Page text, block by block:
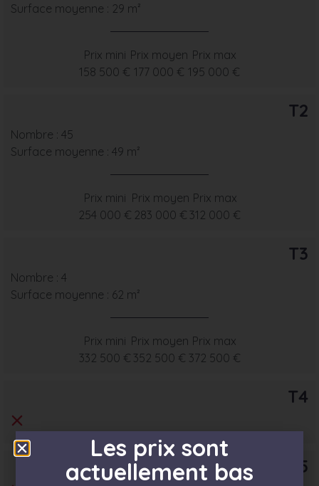
Surface moyenne : 29 m²
Prix mini
158 500 €
Prix moyen
177 000 €
Prix max
195 000 €
T2
Nombre : 45
Surface moyenne : 49 m²
Prix mini
254 000 €
Prix moyen
283 000 €
Prix max
312 000 €
T3
Nombre : 4
Surface moyenne : 62 m²
Prix mini
332 500 €
Prix moyen
352 500 €
Prix max
372 500 €
T4
T5
Les prix sont
actuellement bas